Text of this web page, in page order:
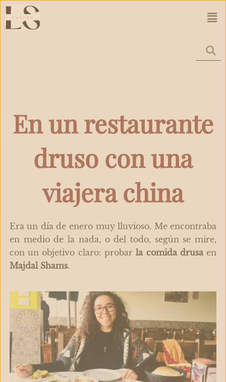
Ir
al
contenido
En un restaurante
druso con una
viajera china
Era un día de enero muy lluvioso. Me encontraba
en medio de la nada, o del todo, según se mire,
con un objetivo claro: probarla comida drusaen
Majdal Shams.